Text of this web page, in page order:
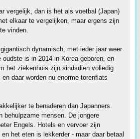
vergelijk, dan is het als voetbal (Japan)
elkaar te vergelijken, maar ergens zijn
vinden.
dynamisch, met ieder jaar weer
is in 2014 in Korea geboren, en
het ziekenhuis zijn sindsdien volledig
daar worden nu enorme torenflats
te benaderen dan Japanners.
behulpzame mensen. De jongere
Engels. Hotels en vervoer zijn
het eten is lekkerder - maar daar betaal